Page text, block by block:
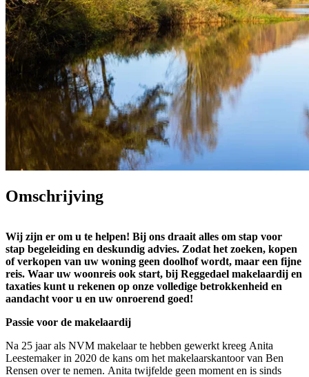
Omschrijving
Wij zijn er om u te helpen! Bij ons draait alles om stap voor
stap begeleiding en deskundig advies. Zodat het zoeken, kopen
of verkopen van uw woning geen doolhof wordt, maar een fijne
reis. Waar uw woonreis ook start, bij Reggedael makelaardij en
taxaties kunt u rekenen op onze volledige betrokkenheid en
aandacht voor u en uw onroerend goed!
Passie voor de makelaardij
Na 25 jaar als NVM makelaar te hebben gewerkt kreeg Anita
Leestemaker in 2020 de kans om het makelaarskantoor van Ben
Rensen over te nemen. Anita twijfelde geen moment en is sinds